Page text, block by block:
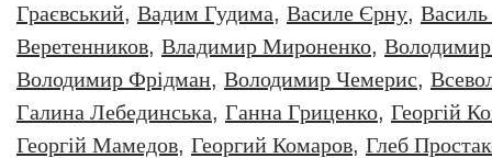
Граєвський, Вадим Гудима, Василе Єрну,
Веретенников, Владимир Мироненко,
Володимир Фрідман, Володимир Чемерис,
Галина Лебединська, Ганна Гриценко, Георгiй
Георгій Мамедов, Георгий Комаров, Глеб